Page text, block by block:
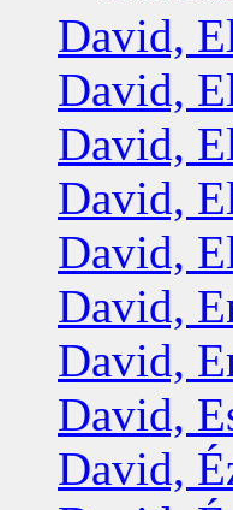
David,
David,
David,
David,
David,
David,
David,
David,
David,